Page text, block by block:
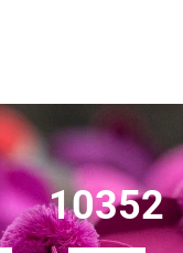
10352